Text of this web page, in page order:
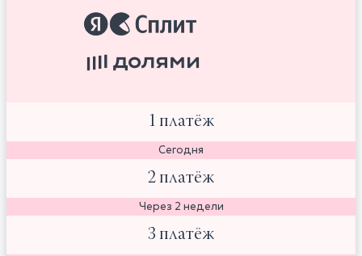
1 платёж
Сегодня
2 платёж
Через 2 недели
3 платёж